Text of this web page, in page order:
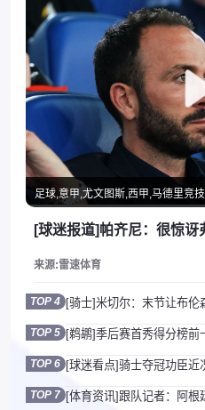
足球,意甲,尤文图斯,西甲,马德里竞技
来源:雷速体育
TOP 4
TOP 5
TOP 6
TOP 7